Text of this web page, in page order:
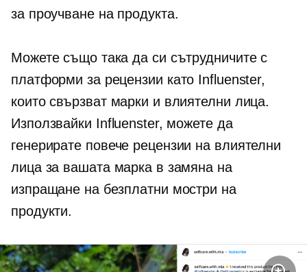
за проучване на продукта.
Можете също така да си сътрудничите с
платформи за рецензии като Influenster,
които свързват марки и влиятелни лица.
Използвайки Influenster, можете да
генерирате повече рецензии на влиятелни
лица за вашата марка в замяна на
изпращане на безплатни мостри на
продукти.